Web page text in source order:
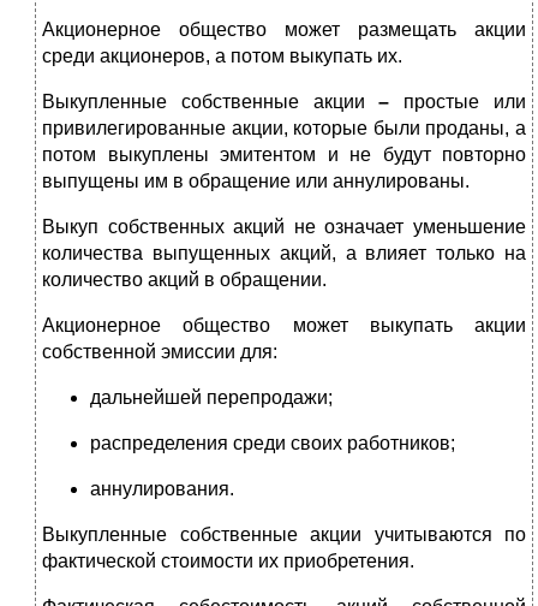
Акционерное общество может размещать акции
среди акционеров, а потом выкупать их.
Выкупленные собственные акции – простые или
привилегированные акции, которые были проданы, а
потом выкуплены эмитентом и не будут повторно
выпущены им в обращение или аннулированы.
Выкуп собственных акций не означает уменьшение
количества выпущенных акций, а влияет только на
количество акций в обращении.
Акционерное общество может выкупать акции
собственной эмиссии для:
дальнейшей перепродажи;
распределения среди своих работников;
аннулирования.
Выкупленные собственные акции учитываются по
фактической стоимости их приобретения.